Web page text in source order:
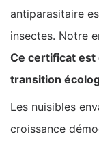
antiparasitaire
insectes. Notre
Ce certificat est
transition
Les nuisibles
croissance